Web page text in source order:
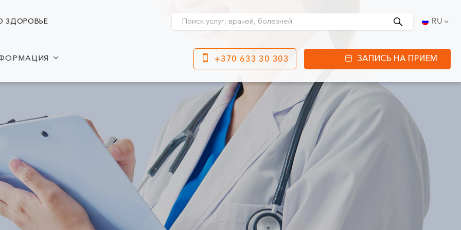
Клайпеда
Часы работы:
I-V 08:00 - 20:00
VI, VII --
ул. Naujoji Uosto 9
I-V 08:00 - 20:00
VI 09:00 - 15:00
VII --
Кретинга
ул. J. Basanavičiaus
80
Часы работы:
I-V 08:00 - 20:00
ЗДОРОВЬЕ RU
+370 633 30 303 ЗАПИСЬ НА ПРИЕМ